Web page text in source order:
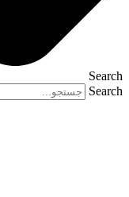
Search
Search